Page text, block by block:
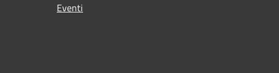
Eventi